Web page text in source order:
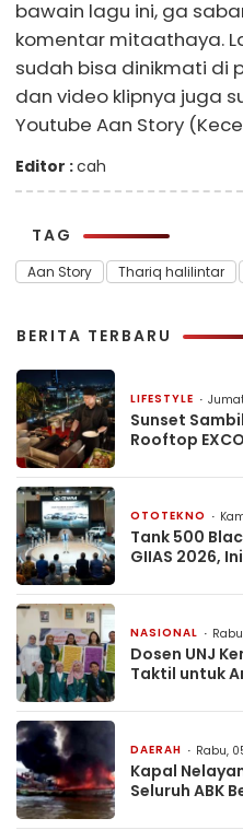
bawain lagu ini, ga
komentar mitaathaya.
sudah bisa dinikmati di
dan video klipnya juga
Youtube Aan Story
Editor :cah
TAG
Aan Story Thariq halilintar
BERITA TERBARU
LIFESTYLE
Sunset
Rooftop
OTOTEKNO
Tank 500
GIIAS 2026,
NASIONAL
Dosen UNJ
Taktil untuk
DAERAH Rabu,
Kapal
Seluruh ABK